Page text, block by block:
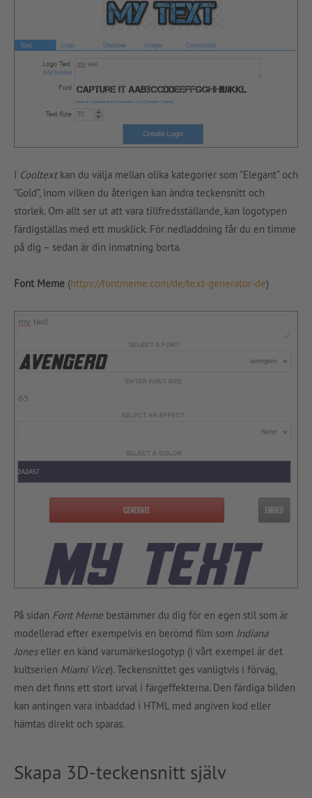
I Cooltextkan du välja mellan olika kategorier som ”Elegant” och
”Gold”, inom vilken du återigen kan ändra teckensnitt och
storlek. Om allt ser ut att vara tillfredsställande, kan logotypen
färdigställas med ett musklick. För nedladdning får du en timme
på dig – sedan är din inmatning borta.
Font Meme (https://fontmeme.com/de/text-generator-de)
På sidan Font Meme bestämmer du dig för en egen stil som är
modellerad efter exempelvis en berömd film som Indiana
Joneseller en känd varumärkeslogotyp (i vårt exempel är det
kultserien Miami Vice). Teckensnittet ges vanligtvis i förväg,
men det finns ett stort urval i färgeffekterna. Den färdiga bilden
kan antingen vara inbäddad i HTML med angiven kod eller
hämtas direkt och sparas.
Skapa 3D-teckensnitt själv